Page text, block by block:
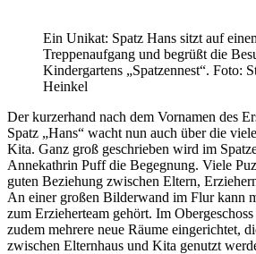
Ein Unikat: Spatz Hans sitzt auf
Treppenaufgang und begrüßt die
Kindergartens „Spatzennest“. Foto:
Heinkel
Der kurzerhand nach dem Vornamen des
Spatz „Hans“ wacht nun auch über die
Kita. Ganz groß geschrieben wird im
Annekathrin Puff die Begegnung. Viele
guten Beziehung zwischen Eltern,
An einer großen Bilderwand im Flur kann
zum Erzieherteam gehört. Im
zudem mehrere neue Räume eingerichtet,
zwischen Elternhaus und Kita genutzt